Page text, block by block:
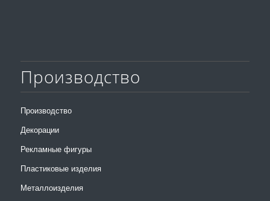
Производство
Производство
Декорации
Рекламные фигуры
Пластиковые изделия
Металлоизделия